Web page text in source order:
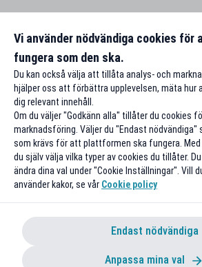
Vi använder nödvändiga cookies för
fungera som den ska.
Du kan också välja att tillåta analys- och
hjälper oss att förbättra upplevelsen, mäta hur
dig relevant innehåll.
Om du väljer "Godkänn alla" tillåter du cookies
marknadsföring. Väljer du "Endast nödvändiga"
som krävs för att plattformen ska fungera. Med
du själv välja vilka typer av cookies du tillåter.
ändra dina val under "Cookie Inställningar". Vill
använder kakor, se vår Cookie policy
Endast nödvändiga
Anpassa mina val